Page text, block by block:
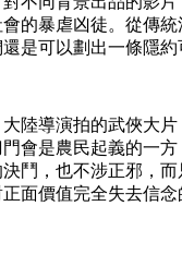
的暴虐凶徒。從傳
可以劃出一條隱
陸導演拍的武俠大
會是農民起義的一
鬥，也不涉正邪，
面價值完全失去